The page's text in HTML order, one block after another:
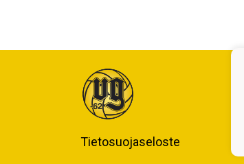
Tietosuojaseloste